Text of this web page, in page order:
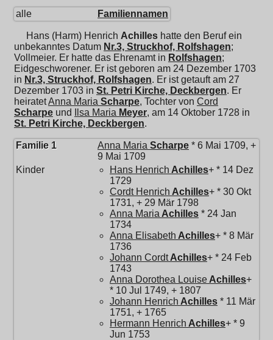
alle Familiennamen
Hans (Harm) Henrich Achilles hatte den Beruf ein
unbekanntes Datum Nr.3, Struckhof, Rolfshagen;
Vollmeier. Er hatte das Ehrenamt in Rolfshagen;
Eidgeschworener. Er ist geboren am 24 Dezember 1703
in Nr.3, Struckhof, Rolfshagen. Er ist getauft am 27
Dezember 1703 in St. Petri Kirche, Deckbergen. Er
heiratetAnna Maria Scharpe, Tochter von Cord
Scharpe und Ilsa Maria Meyer, am 14 Oktober 1728 in
St. Petri Kirche, Deckbergen.
Familie 1 Anna Maria Scharpe * 6 Mai 1709, +
9 Mai 1709
Kinder
Hans Henrich Achilles+ * 14 Dez
1729
Cordt Henrich Achilles+ * 30 Okt
1731, + 29 Mär 1798
Anna Maria Achilles * 24 Jan
1734
Anna Elisabeth Achilles+ * 8 Mär
1736
Johann Cordt Achilles+ * 24 Feb
1743
Anna Dorothea Louise Achilles+
* 10 Jul 1749, + 1807
Johann Henrich Achilles * 11 Mär
1751, + 1765
Hermann Henrich Achilles+ * 9
Jun 1753